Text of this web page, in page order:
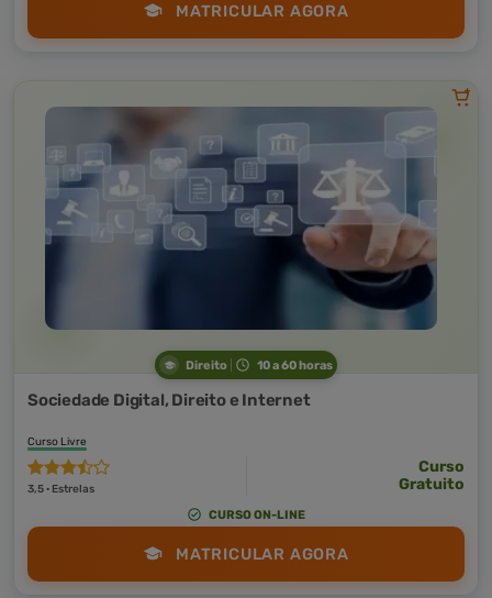
MATRICULAR AGORA
Direito 10 a 60 horas
Sociedade Digital, Direito e Internet
Curso Livre
3,5 · Estrelas
Curso
Gratuito
CURSO ON-LINE
MATRICULAR AGORA